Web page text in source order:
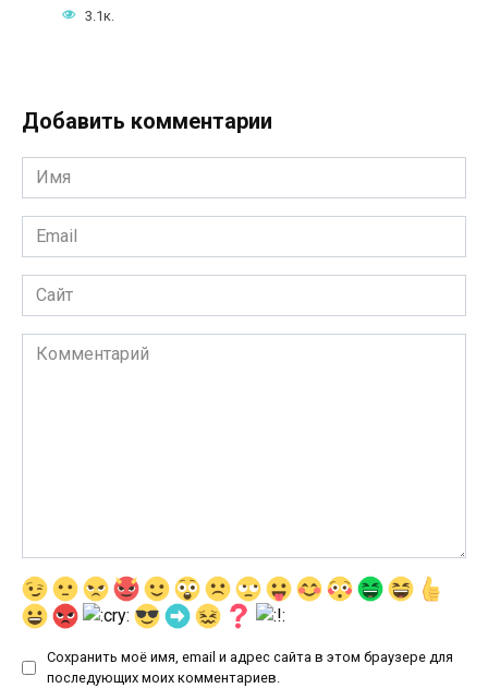
3.1к.
Добавить комментарии
Имя
*
Email
*
Сайт
Комментарий
Сохранить моё имя, email и адрес сайта в этом браузере для
последующих моих комментариев.